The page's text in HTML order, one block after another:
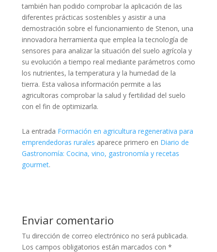
también han podido comprobar la aplicación de las
diferentes prácticas sostenibles y asistir a una
demostración sobre el funcionamiento de Stenon, una
innovadora herramienta que emplea la tecnología de
sensores para analizar la situación del suelo agrícola y
su evolución a tiempo real mediante parámetros como
los nutrientes, la temperatura y la humedad de la
tierra. Esta valiosa información permite a las
agricultoras comprobar la salud y fertilidad del suelo
con el fin de optimizarla.
La entrada Formación en agricultura regenerativa para
emprendedoras rurales aparece primero en Diario de
Gastronomía: Cocina, vino, gastronomía y recetas
gourmet.
Enviar comentario
Tu dirección de correo electrónico no será publicada.
Los campos obligatorios están marcados con *